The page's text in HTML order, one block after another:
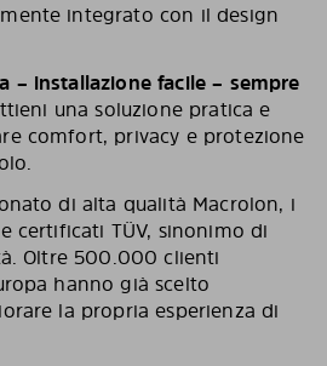
integrato con il design
– installazione facile – sempre
una soluzione pratica e
comfort, privacy e protezione
di alta qualità Macrolon, i
certificati TÜV, sinonimo di
Oltre 500.000 clienti
hanno già scelto
la propria esperienza di